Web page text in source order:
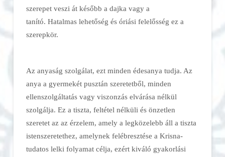
szerepet veszi át később a dajka vagy a
tanító. Hatalmas lehetőség és óriási felelősség ez a
szerepkör.
Az anyaság szolgálat, ezt minden édesanya tudja. Az
anya a gyermekét pusztán szeretetből, minden
ellenszolgáltatás vagy viszonzás elvárása nélkül
szolgálja. Ez a tiszta, feltétel nélküli és önzetlen
szeretet az az érzelem, amely a legközelebb áll a tiszta
istenszeretethez, amelynek felébresztése a Krisna-
tudatos lelki folyamat célja, ezért kiváló gyakorlási